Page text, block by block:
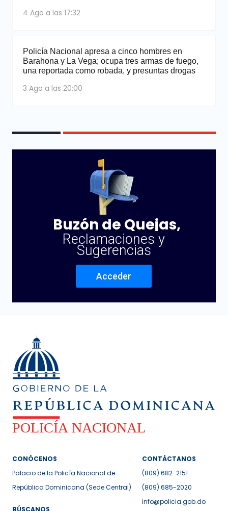
4 Ago a las 17:32
Policía Nacional apresa a cinco hombres en
Barahona y La Vega; ocupa tres armas de fuego,
una reportada como robada, y presuntas drogas
3 Ago a las 20:00
Buzón de Quejas,
Reclamaciones y
Sugerencias
Acceder
CONÓCENOS
Palacio de la Policía Nacional de
República Dominicana (Sede Central)
CONTÁCTANOS
(809) 682-2151
(809) 685-2020
info@policia.gob.do